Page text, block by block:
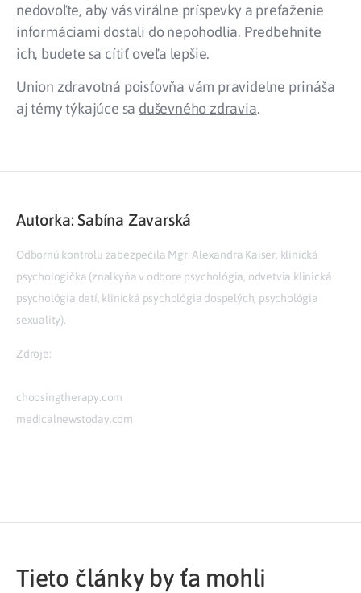
nedovoľte, aby vás virálne príspevky a preťaženie
informáciami dostali do nepohodlia. Predbehnite
ich, budete sa cítiť oveľa lepšie.
Union zdravotná poisťovňa vám pravidelne prináša
aj témy týkajúce sa duševného zdravia.
Autorka: Sabína Zavarská
Odbornú kontrolu zabezpečila Mgr. Alexandra Kaiser, klinická
psychologička (znalkyňa v odbore psychológia, odvetvia klinická
psychológia detí, klinická psychológia dospelých, psychológia
sexuality).
Zdroje:
choosingtherapy.com
medicalnewstoday.com
Tieto články by ťa mohli